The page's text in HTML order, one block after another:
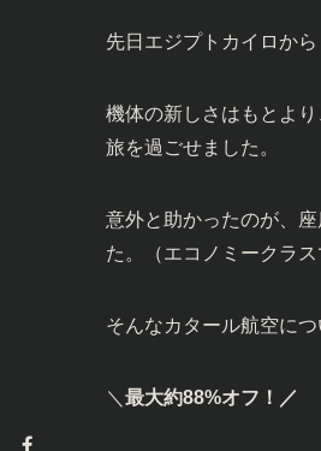
先日エジプトカイロか
機体の新しさはもとよ
旅を過ごせました。
意外と助かったのが、
た。（エコノミークラス
そんなカタール航空に
＼ 最大約88%オフ！／